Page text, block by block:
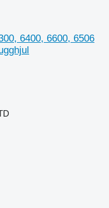
6400, 6600, 6506